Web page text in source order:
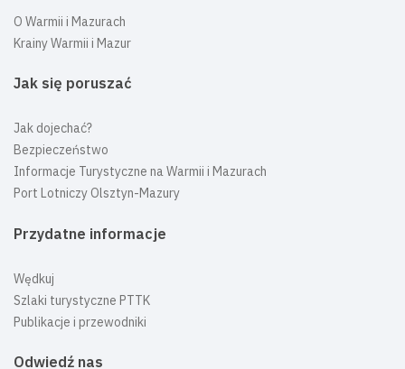
O Warmii i Mazurach
Krainy Warmii i Mazur
Jak się poruszać
Jak dojechać?
Bezpieczeństwo
Informacje Turystyczne na Warmii i Mazurach
Port Lotniczy Olsztyn-Mazury
Przydatne informacje
Wędkuj
Szlaki turystyczne PTTK
Publikacje i przewodniki
Odwiedź nas